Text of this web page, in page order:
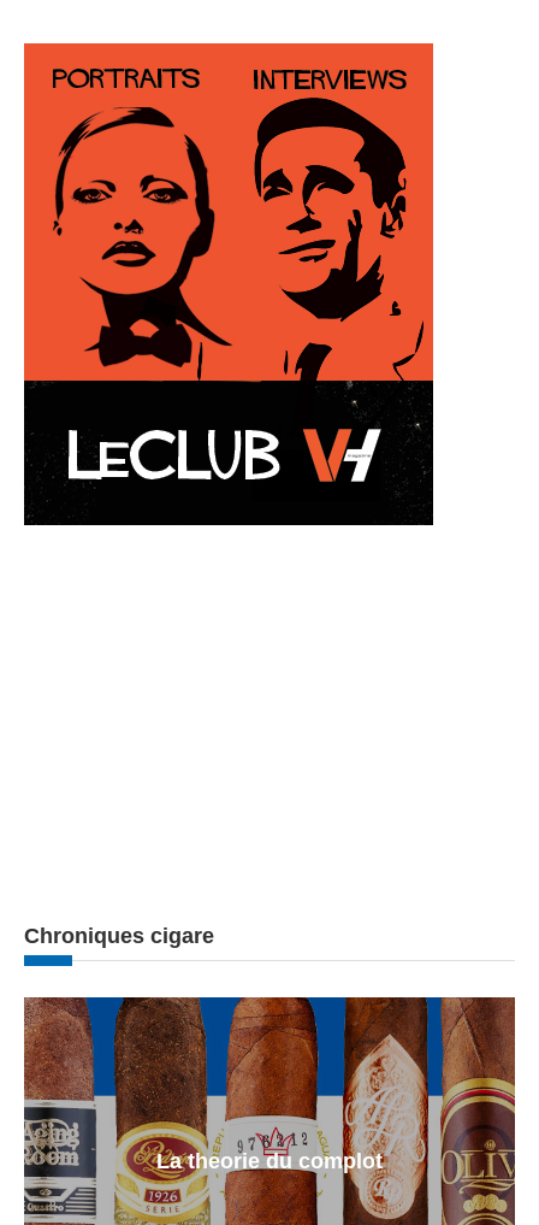
Chroniques cigare
La theorie du complot